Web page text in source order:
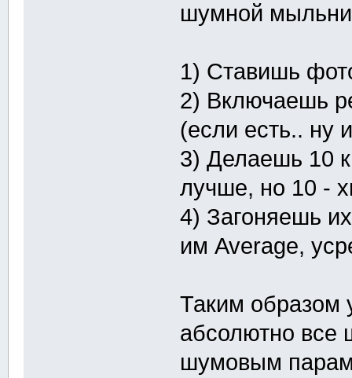
шумной
1) Ставишь
2) Включаешь
(если есть.. ну
3) Делаешь 10
лучше, но 10 -
4) Загоняешь
им Average,
Таким образом
абсолютно
шумовым